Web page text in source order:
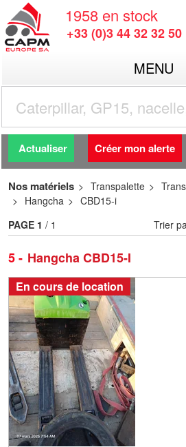
1958 en stock
+33 (0)3 44 32 32 50
MENU
Actualiser Créer mon alerte
Nos matériels Transpalette
Hangcha
CBD15-i
5 Hangcha CBD15-I
Trier
PAGE 1 / 1
En cours de location